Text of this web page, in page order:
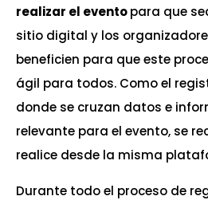
realizar el eventopara que
sitio digital y los
beneficien para que este
ágil para todos. Como el
donde se cruzan datos e
relevante para el evento, se
realice desde la misma
Durante todo el proceso de